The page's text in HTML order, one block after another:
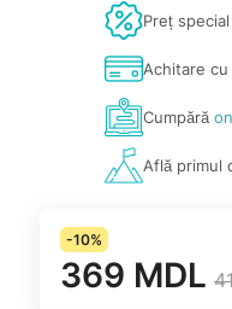
Preț special
Achitare cu
Cumpără
Află primul
-10%
369 MDL